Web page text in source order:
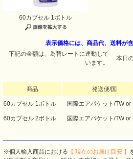
60カプセル 1ボトル
表示価格には、商品代、送料が
下記の金額は、為替レートに連動して
います。
本日
商品 発送便/国
60カプセル 1ボトル 国際エアパケット/TW or
60カプセル 2ボトル 国際エアパケット/TW or
※個人輸入商品における 【 現在のお届け目安 】